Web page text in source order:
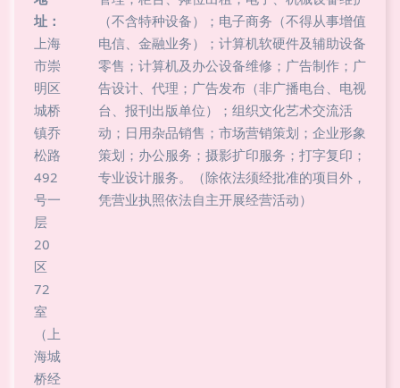
址：
上海
市崇
明区
城桥
镇乔
松路
492
号一
层
20
区
72
室
（上
海城
桥经
（不含特种设备）；电子商务（不得从事增值
电信、金融业务）；计算机软硬件及辅助设备
零售；计算机及办公设备维修；广告制作；广
告设计、代理；广告发布（非广播电台、电视
台、报刊出版单位）；组织文化艺术交流活
动；日用杂品销售；市场营销策划；企业形象
策划；办公服务；摄影扩印服务；打字复印；
专业设计服务。（除依法须经批准的项目外，
凭营业执照依法自主开展经营活动）